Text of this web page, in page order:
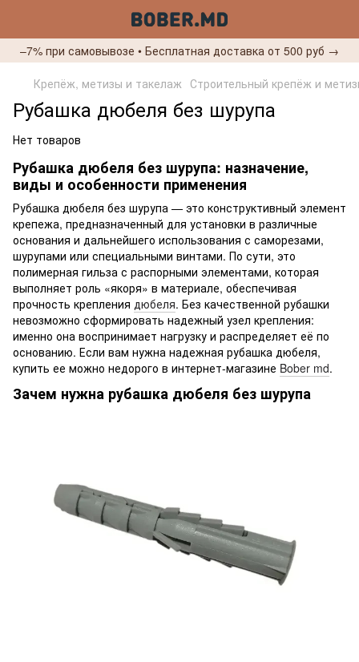
–7% при самовывозе • Бесплатная доставка от 500 руб →
Крепёж, метизы и такелаж Строительный крепёж и
Рубашка дюбеля без шурупа
Нет товаров
Рубашка дюбеля без шурупа: назначение,
виды и особенности применения
Рубашка дюбеля без шурупа — это конструктивный элемент
крепежа, предназначенный для установки в различные
основания и дальнейшего использования с саморезами,
шурупами или специальными винтами. По сути, это
полимерная гильза с распорными элементами, которая
выполняет роль «якоря» в материале, обеспечивая
прочность крепления дюбеля. Без качественной рубашки
невозможно сформировать надежный узел крепления:
именно она воспринимает нагрузку и распределяет её по
основанию. Если вам нужна надежная рубашка дюбеля,
купить ее можно недорого в интернет-магазине Bober md.
Зачем нужна рубашка дюбеля без шурупа